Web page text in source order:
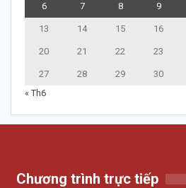
6 7 8 9
13 14 15 16
20 21 22 23
27 28 29 30
« Th6
Chương trình trực tiếp